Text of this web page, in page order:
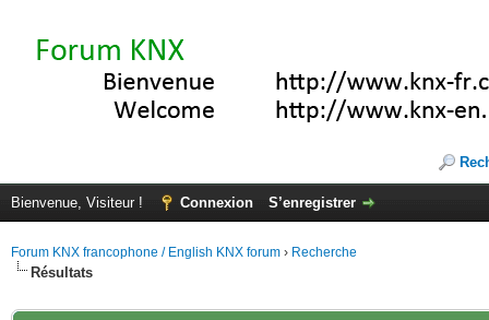
Bienvenue, Visiteur ! Connexion S’enregistrer
Forum KNX francophone / English KNX forum › Recherche
Résultats